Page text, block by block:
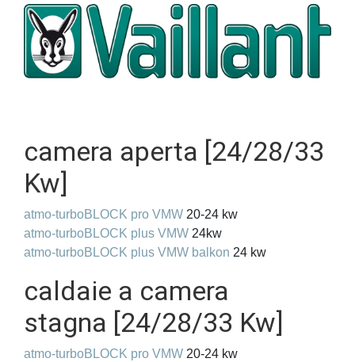
camera aperta [24/28/33
Kw]
atmo-turboBLOCK pro VMW 20-24 kw
atmo-turboBLOCK plus VMW 24kw
atmo-turboBLOCK plus VMW balkon 24 kw
caldaie a camera
stagna [24/28/33 Kw]
atmo-turboBLOCK pro VMW 20-24 kw